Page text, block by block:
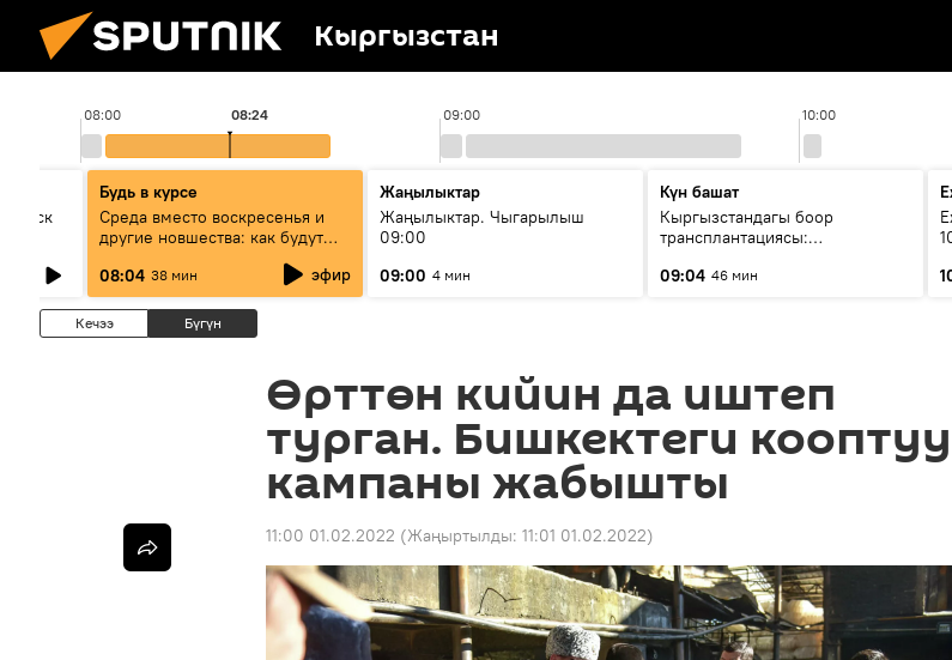
Кыргызстан
08:00 09:00 10:00
08:24
Будь в курсе
Среда вместо воскресенья и
другие новшества: как будут
проходить выборы в КР?
08:04 38 мин эфир
Жаңылыктар
Жаңылыктар. Чыгарылыш
09:00
09:00 4 мин
Күн башат
Кыргызстандагы боор
трансплантациясы:
келечеги
09:04 46 мин
Кечээ Бүгүн
Өрттөн кийин да иштеп
турган. Бишкектеги кооптуу
кампаны жабышты
11:00 01.02.2022 (Жаңыртылды: 11:01 01.02.2022)